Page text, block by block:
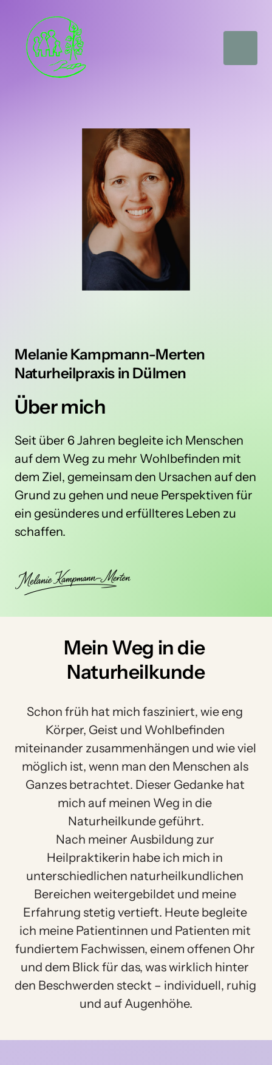
Melanie Kampmann-Merten
Naturheilpraxis in Dülmen
Über mich
Seit über 6 Jahren begleite ich Menschen
auf dem Weg zu mehr Wohlbefinden mit
dem Ziel, gemeinsam den Ursachen auf den
Grund zu gehen und neue Perspektiven für
ein gesünderes und erfüllteres Leben zu
schaffen.
Mein Weg in
die
Naturheilkunde
Schon früh hat mich fasziniert, wie eng
Körper, Geist und Wohlbefinden
miteinander zusammenhängen und wie viel
möglich ist, wenn man den Menschen als
Ganzes betrachtet. Dieser Gedanke hat
mich auf meinen Weg in die
Naturheilkunde geführt.
Nach meiner Ausbildung zur
Heilpraktikerin habe ich mich in
unterschiedlichen naturheilkundlichen
Bereichen weitergebildet und meine
Erfahrung stetig vertieft. Heute begleite
ich meine Patientinnen und Patienten mit
fundiertem Fachwissen, einem offenen Ohr
und dem Blick für das, was wirklich hinter
den Beschwerden steckt – individuell, ruhig
und auf Augenhöhe.